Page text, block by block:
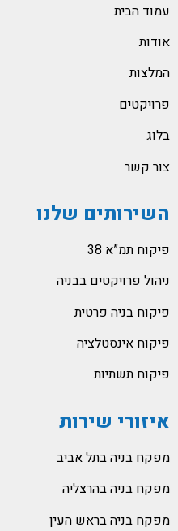
עמוד הבית
אודות
המלצות
פרויקטים
בלוג
צור קשר
השירותים שלנו
פיקוח תמ”א 38
ניהול פרויקטים בבניה
פיקוח בניה פרטית
פיקוח אינסטלציה
פיקוח תשתיות
איזורי שירות
מפקח בניה בתל אביב
מפקח בניה בהרצליה
מפקח בניה בראש העין